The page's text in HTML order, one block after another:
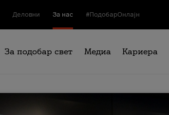
Деловни За нас #ПодобарОнлајн
За подобар свет Медиа Кариера